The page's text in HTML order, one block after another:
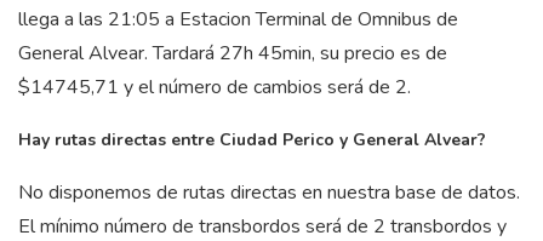
llega a las 21:05 a Estacion Terminal de Omnibus de
General Alvear. Tardará 27h 45min, su precio es de
$14745,71 y el número de cambios será de 2.
Hay rutas directas entre Ciudad Perico y General Alvear?
No disponemos de rutas directas en nuestra base de datos.
El mínimo número de transbordos será de 2 transbordos y